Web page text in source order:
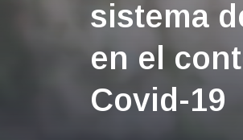
sistema
en el
Covid-19